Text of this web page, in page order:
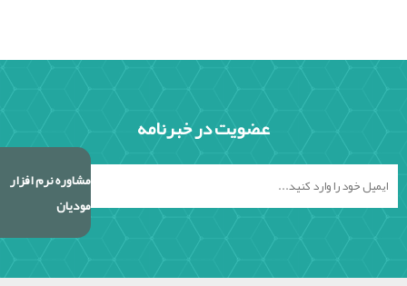
مشاوره نرم افزار
مودیان
عضویت در خبرنامه